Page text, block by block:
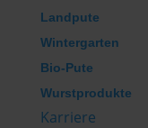
Landpute
Wintergarten
Bio-Pute
Wurstprodukte
Karriere